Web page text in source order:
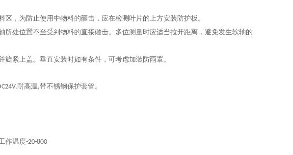
，为防止使用中物料的砸击，应在检测叶片的上方安装防护板。
处位置不至受到物料的直接砸击。多位测量时应适当拉开距离，避免发生软轴的
紧上盖。垂直安装时如有条件，可考虑加装防雨罩。
耐高温,带不锈钢保护套管。
作温度-20-800